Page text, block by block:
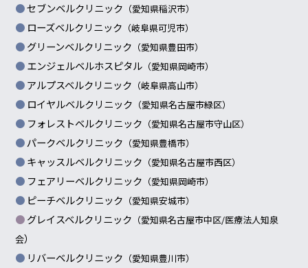
セブンベルクリニック （愛知県稲沢市）
ローズベルクリニック （岐阜県可児市）
グリーンベルクリニック （愛知県豊田市）
エンジェルベルホスピタル （愛知県岡崎市）
アルプスベルクリニック （岐阜県高山市）
ロイヤルベルクリニック （愛知県名古屋市緑区）
フォレストベルクリニック （愛知県名古屋市守山区）
パークベルクリニック （愛知県豊橋市）
キャッスルベルクリニック （愛知県名古屋市西区）
フェアリーベルクリニック （愛知県岡崎市）
ピーチベルクリニック （愛知県安城市）
グレイスベルクリニック （愛知県名古屋市中区/医療法人知泉
会）
リバーベルクリニック （愛知県豊川市）